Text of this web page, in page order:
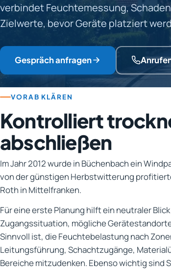
verbindet Feuchtemessung,
Zielwerte, bevor Geräte platziert
Gespräch anfragen
VORAB KLÄREN
Kontrolliert
abschließen
Im Jahr 2012 wurde in Büchenbach ein
von der günstigen Herbstwitterung
Roth in Mittelfranken.
Für eine erste Planung hilft ein neutraler
Zugangssituation, mögliche
Sinnvoll ist, die Feuchtebelastung nach
Leitungsführung, Schachtzugänge,
Bereiche mitzudenken. Ebenso wichtig sind